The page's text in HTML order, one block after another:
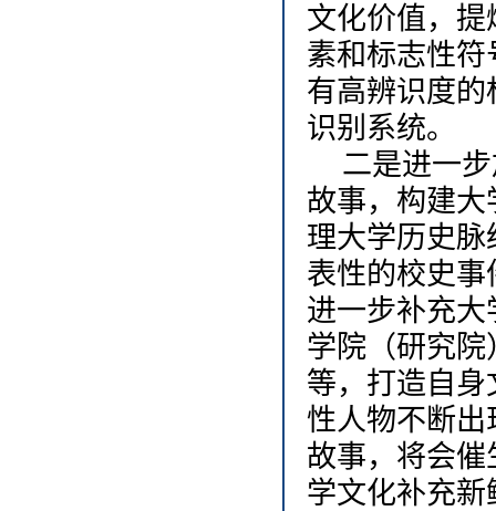
文化价值，
素和标志性
有高辨识度
识别系统。
二是进一
故事，构建
理大学历史
表性的校史
进一步补充
学院（研究
等，打造自
性人物不断
故事，将会
学文化补充